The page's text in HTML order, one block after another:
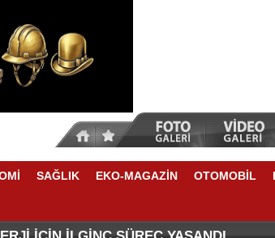
SAĞLIK EKO-MAGAZİN OTOMOBİL
NELER VAR
YÜKSELME VAR